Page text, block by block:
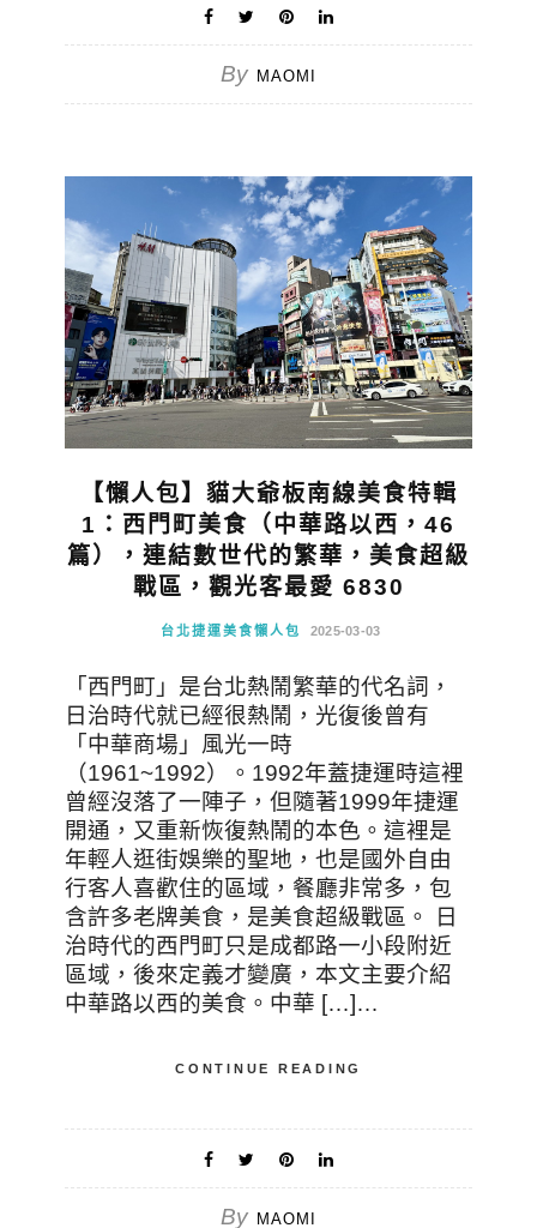
By MAOMI
【懶人包】貓大爺板南線美食特輯
1：西門町美食（中華路以西，46
篇），連結數世代的繁華，美食超級
戰區，觀光客最愛 6830
台北捷運美食懶人包 2025-03-03
「西門町」是台北熱鬧繁華的代名詞，
日治時代就已經很熱鬧，光復後曾有
「中華商場」風光一時
（1961~1992）。1992年蓋捷運時這裡
曾經沒落了一陣子，但隨著1999年捷運
開通，又重新恢復熱鬧的本色。這裡是
年輕人逛街娛樂的聖地，也是國外自由
行客人喜歡住的區域，餐廳非常多，包
含許多老牌美食，是美食超級戰區。 日
治時代的西門町只是成都路一小段附近
區域，後來定義才變廣，本文主要介紹
中華路以西的美食。中華 […]…
CONTINUE READING
By MAOMI